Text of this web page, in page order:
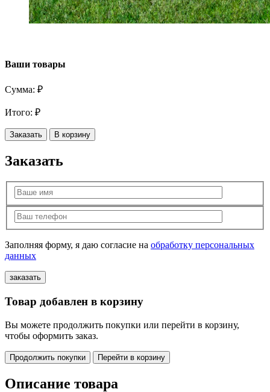
Ваши товары
Сумма: ₽
Итого: ₽
Заказать В корзину
Заказать
Заполняя форму, я даю согласие на обработку персональных
данных
Товар добавлен в корзину
Вы можете продолжить покупки или перейти в корзину,
чтобы оформить заказ.
Продолжить покупки Перейти в корзину
Описание товара